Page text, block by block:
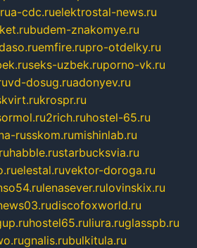
a-cdc.ruelektrostal-news.ru
budem-znakomye.ru
emfire.rupro-otdelky.ru
seks-uzbek.ruporno-vk.ru
vd-dosug.ruadonyev.ru
krospr.ru
2rich.ruhostel-65.ru
russkom.rumishinlab.ru
habble.rustarbucksvia.ru
elestal.ruvektor-doroga.ru
lenasever.rulovinskix.ru
discofoxworld.ru
hostel65.ruliura.ruglasspb.ru
gnalis.rubulkitula.ru